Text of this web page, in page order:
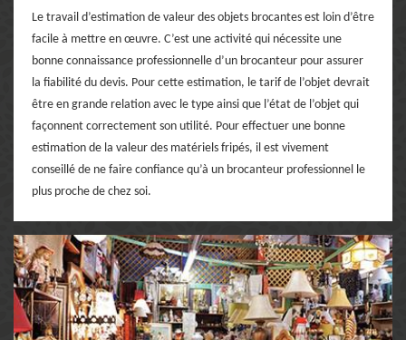
Le travail d’estimation de valeur des objets brocantes est loin d’être
facile à mettre en œuvre. C’est une activité qui nécessite une
bonne connaissance professionnelle d’un brocanteur pour assurer
la fiabilité du devis. Pour cette estimation, le tarif de l’objet devrait
être en grande relation avec le type ainsi que l’état de l’objet qui
façonnent correctement son utilité. Pour effectuer une bonne
estimation de la valeur des matériels fripés, il est vivement
conseillé de ne faire confiance qu’à un brocanteur professionnel le
plus proche de chez soi.